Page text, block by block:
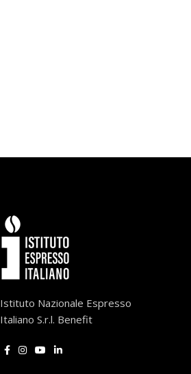
Istituto Nazionale Espresso
Italiano S.r.l. Benefit